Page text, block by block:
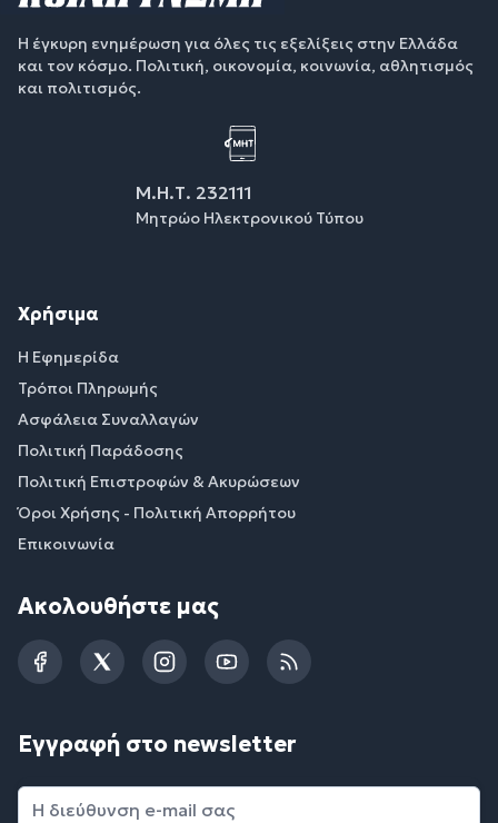
Η έγκυρη ενημέρωση για όλες τις εξελίξεις στην Ελλάδα
και τον κόσμο. Πολιτική, οικονομία, κοινωνία, αθλητισμός
και πολιτισμός.
Μ.Η.Τ. 232111
Μητρώο Ηλεκτρονικού Τύπου
Χρήσιμα
Η Εφημερίδα
Τρόποι Πληρωμής
Ασφάλεια Συναλλαγών
Πολιτική Παράδοσης
Πολιτική Επιστροφών & Ακυρώσεων
Όροι Χρήσης - Πολιτική Απορρήτου
Επικοινωνία
Ακολουθήστε μας
FacebookTwitterInstagramYouTubeRSS
Εγγραφή στο newsletter